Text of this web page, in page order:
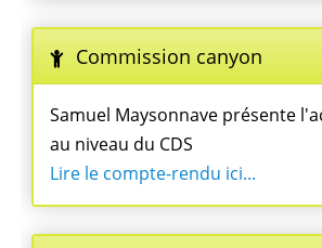
Commission canyon
Samuel Maysonnave présente
au niveau du CDS
Lire le compte-rendu ici...